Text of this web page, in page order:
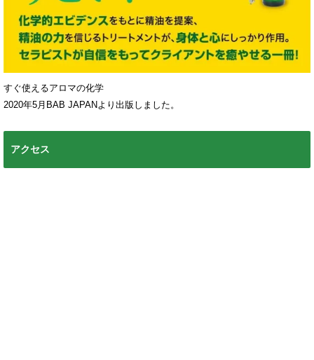
すぐ使えるアロマの化学
2020年5月BAB JAPANより出版しました。
アクセス